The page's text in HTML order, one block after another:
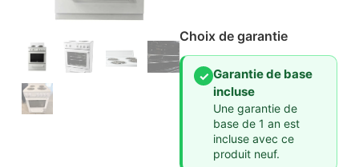
Choix de garantie
✓ Garantie de base
incluse
Une garantie de
base de 1 an est
incluse avec ce
produit neuf.